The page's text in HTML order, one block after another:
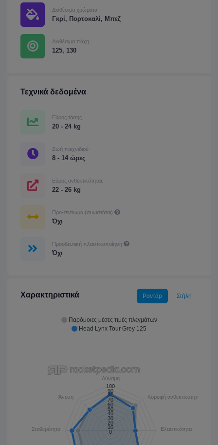
Διαθέσιμα χρώματα
Γκρί, Πορτοκαλί, Μπεζ
Διαθέσιμα πάχη
125, 130
Τεχνικά δεδομένα
Εύρος τάσης
20 - 24 kg
Ζωή παιχνιδιού
8 - 14 ώρες
Εύρος ανθεκτικότητας
22 - 26 kg
Προ-τέντωμα (συνιστάται)
Όχι
Προοδευτική πλαστικοποίηση
Όχι
Χαρακτηριστικά Ραντάρ Στήλη
Παρόμοιες μέσες τιμές πλεγμάτων
Head Lynx Tour Grey 125
Δύναμη
Κορυφή ανθεκτικότητας
Ελαστικότητα
Σταθερότητα
Άνεση
100
90
80
70
60
50
40
30
20
10
0